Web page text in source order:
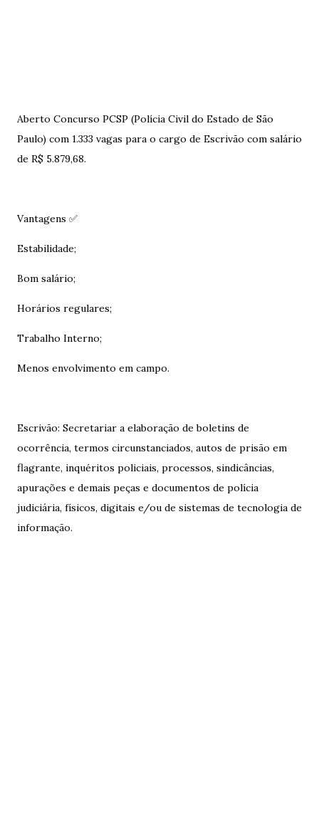
Aberto Concurso PCSP (Polícia Civil do Estado de São
Paulo) com 1.333 vagas para o cargo de Escrivão com salário
de R$ 5.879,68.
Vantagens ✅
Estabilidade;
Bom salário;
Horários regulares;
Trabalho Interno;
Menos envolvimento em campo.
Escrivão: Secretariar a elaboração de boletins de
ocorrência, termos circunstanciados, autos de prisão em
flagrante, inquéritos policiais, processos, sindicâncias,
apurações e demais peças e documentos de polícia
judiciária, físicos, digitais e/ou de sistemas de tecnologia de
informação.